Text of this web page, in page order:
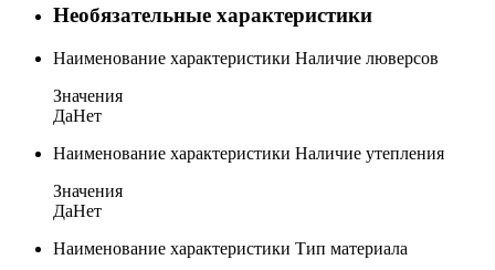
Необязательные характеристики
Наименование характеристики Наличие люверсов
Значения
ДаНет
Наименование характеристики Наличие утепления
Значения
ДаНет
Наименование характеристики Тип материала